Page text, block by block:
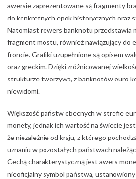
awersie zaprezentowane są fragmenty
do konkretnych epok historycznych oraz
Natomiast rewers banknotu przedstawia
fragment mostu, również nawiązujący do
froncie. Grafiki uzupełnione są opisem
oraz greckim. Dzięki zróżnicowanej
strukturze tworzywa, z banknotów euro
niewidomi.
Większość państw obecnych w strefie
monety, jednak ich wartość na świecie
że niezależnie od kraju, z którego
uznaniu w pozostałych państwach
Cechą charakterystyczną jest awers
nieoficjalny symbol państwa,